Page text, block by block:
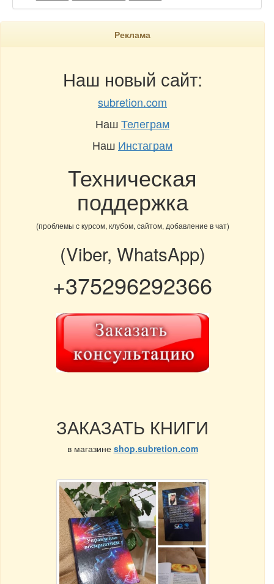
Реклама
Наш новый сайт:
subretion.com
НашТелеграм
Наш Инстаграм
Техническая
поддержка
(проблемы с курсом, клубом, сайтом, добавление в чат)
(Viber, WhatsApp)
+375296292366
ЗАКАЗАТЬ КНИГИ
в магазине shop.subretion.com